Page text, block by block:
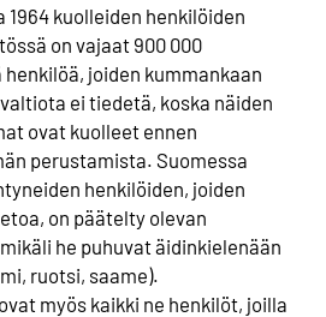
kuolleiden henkilöiden
on vajaat 900 000
joiden kummankaan
ei tiedetä, koska näiden
ovat kuolleet ennen
perustamista. Suomessa
henkilöiden, joiden
on päätelty olevan
he puhuvat äidinkielenään
ruotsi, saame).
myös kaikki ne henkilöt, joilla